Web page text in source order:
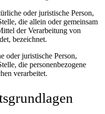
oder juristische Person,
die allein oder gemeinsam
der Verarbeitung von
bezeichnet.
oder juristische Person,
die personenbezogene
verarbeitet.